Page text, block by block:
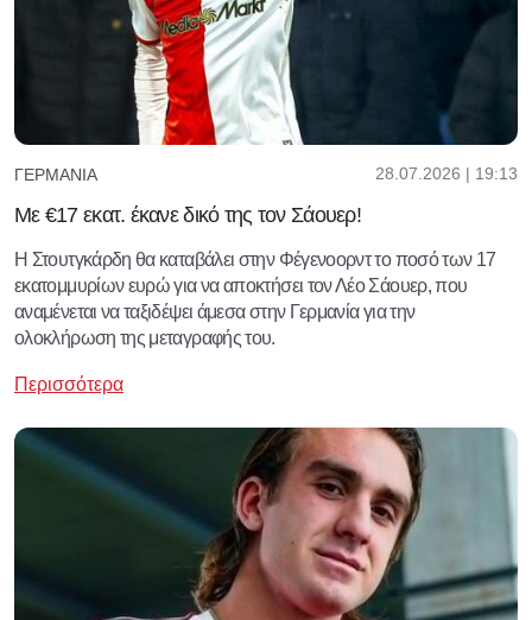
ΓΕΡΜΑΝΊΑ 28.07.2026 | 19:13
Με €17 εκατ. έκανε δικό της τον Σάουερ!
Η Στουτγκάρδη θα καταβάλει στην Φέγενοορντ το ποσό των 17
εκατομμυρίων ευρώ για να αποκτήσει τον Λέο Σάουερ, που
αναμένεται να ταξιδέψει άμεσα στην Γερμανία για την
ολοκλήρωση της μεταγραφής του.
Περισσότερα